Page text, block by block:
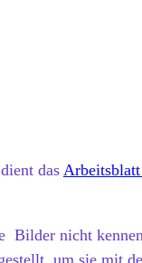
dasArbeitsblatt
Bilder nicht